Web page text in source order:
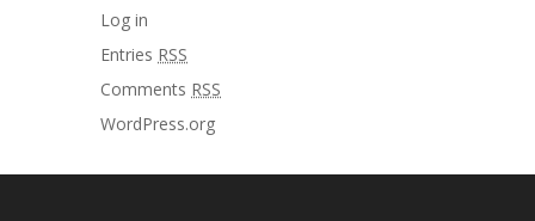
Log in
Entries RSS
Comments RSS
WordPress.org